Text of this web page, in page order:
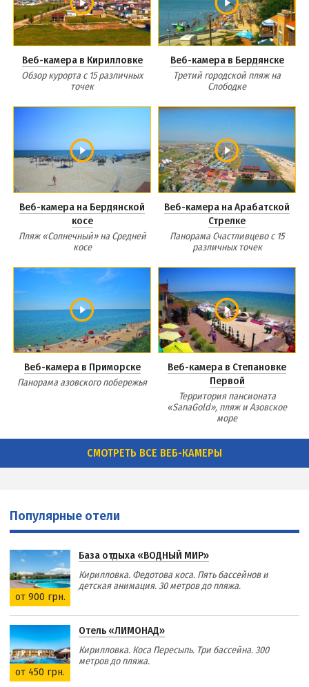
Веб-камера в Кирилловке
Обзор курорта с 15 различных
точек
Веб-камера в Бердянске
Третий городской пляж на
Слободке
Веб-камера на Бердянской
косе
Пляж «Солнечный» на Средней
косе
Веб-камера на Арабатской
Стрелке
Панорама Счастливцево с 15
различных точек
Веб-камера в Приморске
Панорама азовского побережья
Веб-камера в Степановке
Первой
Территория пансионата
«SanaGold», пляж и Азовское
море
СМОТРЕТЬ ВСЕ ВЕБ-КАМЕРЫ
Популярные отели
от 900 грн.
База отдыха «ВОДНЫЙ МИР»
Кирилловка. Федотова коса. Пять бассейнов и
детская анимация. 30 метров до пляжа.
от 450 грн.
Отель «ЛИМОНАД»
Кирилловка. Коса Пересыпь. Три бассейна. 300
метров до пляжа.